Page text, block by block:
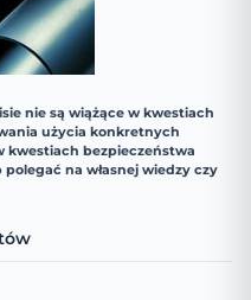
nie są wiążące w kwestiach
użycia konkretnych
kwestiach bezpieczeństwa
na własnej wiedzy czy